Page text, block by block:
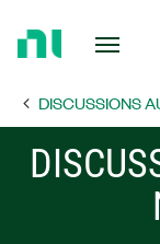
Page DISCUSSIONS